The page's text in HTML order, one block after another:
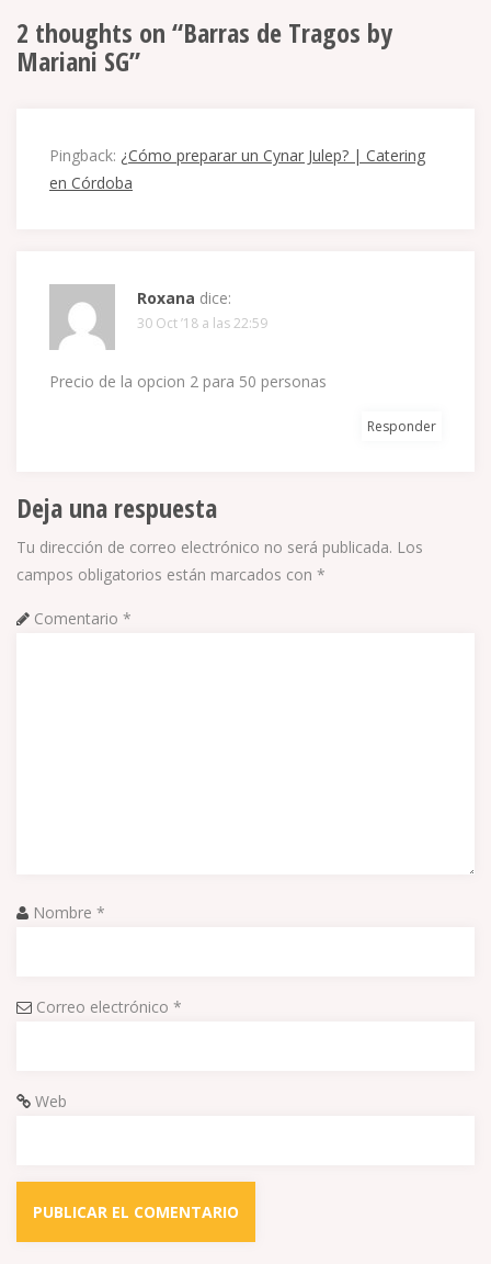
2 thoughts on “Barras de Tragos by
Mariani SG”
Pingback: ¿Cómo preparar un Cynar Julep? | Catering
en Córdoba
Roxana dice:
30 Oct ’18 a las 22:59
Precio de la opcion 2 para 50 personas
Responder
Deja una respuesta
Tu dirección de correo electrónico no será publicada. Los
campos obligatorios están marcados con *
Comentario *
Nombre *
Correo electrónico *
Web